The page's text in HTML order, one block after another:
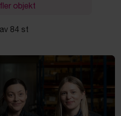
objekt
84 st